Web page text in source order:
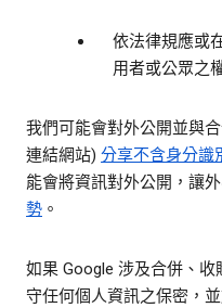
依法律規應或
用者或公眾之
我們可能會對外公開並與
連結網站) 分享不含身分識
能會將資訊對外公開，讓
勢 。
如果 Google 涉及合併、
守任何個人資訊之保密，